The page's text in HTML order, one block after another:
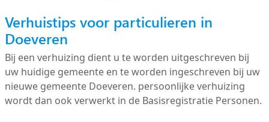
Verhuistips voor particulieren in
Doeveren
Bij een verhuizing dient u te worden uitgeschreven bij
uw huidige gemeente en te worden ingeschreven bij uw
nieuwe gemeente Doeveren. persoonlijke verhuizing
wordt dan ook verwerkt in de Basisregistratie Personen.